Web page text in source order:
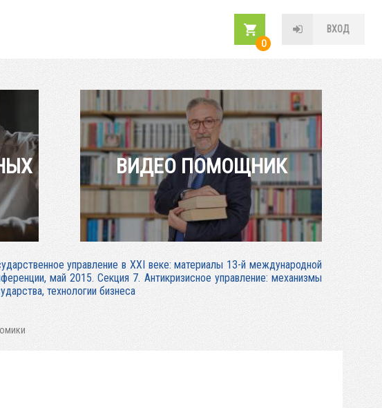
ВХОД
0
ВИДЕО ПОМОЩНИК
управление в XXI веке: материалы 13-й международной
май 2015. Секция 7. Антикризисное управление: механизмы
технологии бизнеса